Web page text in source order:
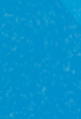
даю свое
и принимаю